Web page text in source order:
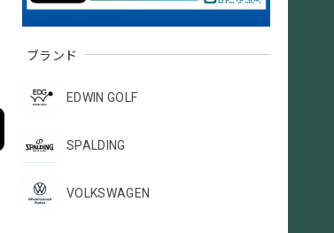
ブランド
EDWIN GOLF
SPALDING
VOLKSWAGEN